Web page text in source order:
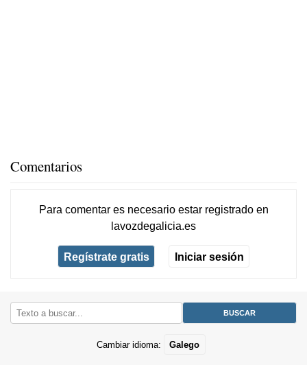
Comentarios
Para comentar es necesario estar registradoen
lavozdegalicia.es
Regístrate gratis Iniciar sesión
Cambiar idioma: Galego